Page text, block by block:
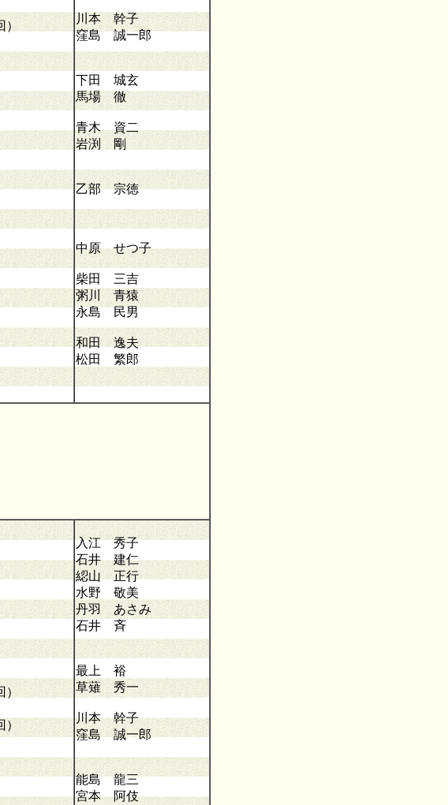
川本 幹子
窪島 誠一郎
下田 城玄
馬場 徹
青木 資二
岩渕 剛
乙部 宗徳
中原 せつ子
柴田 三吉
粥川 青猿
永島 民男
和田 逸夫
松田 繁郎
入江 秀子
石井 建仁
綛山 正行
水野 敬美
丹羽 あさみ
石井 斉
最上 裕
草薙 秀一
川本 幹子
窪島 誠一郎
能島 龍三
宮本 阿伎